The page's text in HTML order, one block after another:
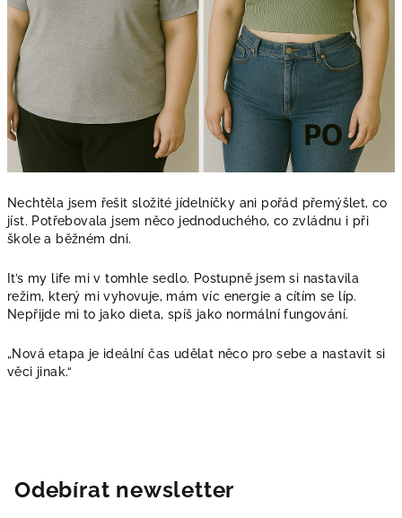
Nechtěla jsem řešit složité jídelníčky ani pořád přemýšlet, co
jíst. Potřebovala jsem něco jednoduchého, co zvládnu i při
škole a běžném dni.
It’s my life mi v tomhle sedlo. Postupně jsem si nastavila
režim, který mi vyhovuje, mám víc energie a cítím se líp.
Nepřijde mi to jako dieta, spíš jako normální fungování.
„Nová etapa je ideální čas udělat něco pro sebe a nastavit si
věci jinak.“
Odebírat newsletter